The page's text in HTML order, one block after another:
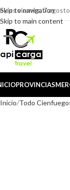
Skip to navigation
Skip to main content
es viernes, 7
PROVINCIAS
Inicio Todo